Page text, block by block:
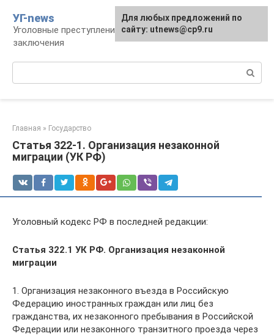
контенту
УГ-news
Уголовные преступления, наказания, места
заключения
Главная » Государство
Статья 322-1. Организация незаконной
миграции (УК РФ)
Уголовный кодекс РФ в последней редакции:
Статья 322.1 УК РФ. Организация незаконной
миграции
1. Организация незаконного въезда в Российскую
Федерацию иностранных граждан или лиц без
гражданства, их незаконного пребывания в Российской
Федерации или незаконного транзитного проезда через
Для любых предложений по
сайту: utnews@cp9.ru